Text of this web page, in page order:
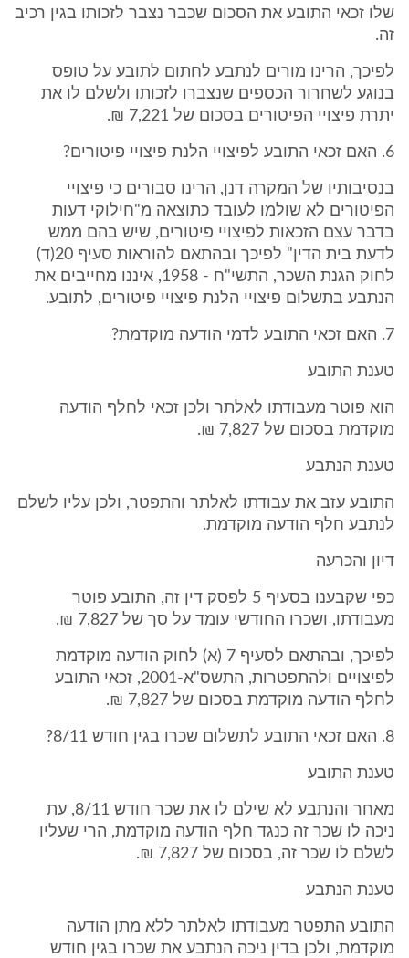
שלו זכאי התובע את הסכום שכבר נצבר לזכותו בגין רכיב
זה.
לפיכך, הרינו מורים לנתבע לחתום לתובע על טופס
בנוגע לשחרור הכספים שנצברו לזכותו ולשלם לו את
יתרת פיצויי הפיטורים בסכום של 7,221 ₪.
6. האם זכאי התובע לפיצויי הלנת פיצויי פיטורים?
בנסיבותיו של המקרה דנן, הרינו סבורים כי פיצויי
הפיטורים לא שולמו לעובד כתוצאה מ"חילוקי דעות
בדבר עצם הזכאות לפיצויי פיטורים, שיש בהם ממש
לדעת בית הדין" לפיכך ובהתאם להוראות סעיף 20(ד)
לחוק הגנת השכר, התשי"ח - 1958, איננו מחייבים את
הנתבע בתשלום פיצויי הלנת פיצויי פיטורים, לתובע.
7. האם זכאי התובע לדמי הודעה מוקדמת?
טענת התובע
הוא פוטר מעבודתו לאלתר ולכן זכאי לחלף הודעה
מוקדמת בסכום של 7,827 ₪.
טענת הנתבע
התובע עזב את עבודתו לאלתר והתפטר, ולכן עליו לשלם
לנתבע חלף הודעה מוקדמת.
דיון והכרעה
כפי שקבענו בסעיף 5 לפסק דין זה, התובע פוטר
מעבודתו, ושכרו החודשי עומד על סך של 7,827 ₪.
לפיכך, ובהתאם לסעיף 7 (א) לחוק הודעה מוקדמת
לפיצויים ולהתפטרות, התשס"א-2001, זכאי התובע
לחלף הודעה מוקדמת בסכום של 7,827 ₪.
8. האם זכאי התובע לתשלום שכרו בגין חודש 8/11?
טענת התובע
מאחר והנתבע לא שילם לו את שכר חודש 8/11, עת
ניכה לו שכר זה כנגד חלף הודעה מוקדמת, הרי שעליו
לשלם לו שכר זה, בסכום של 7,827 ₪.
טענת הנתבע
התובע התפטר מעבודתו לאלתר ללא מתן הודעה
מוקדמת, ולכן בדין ניכה הנתבע את שכרו בגין חודש